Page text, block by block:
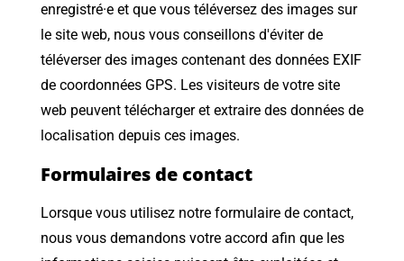
enregistré·e et que vous téléversez des images sur
le site web, nous vous conseillons d'éviter de
téléverser des images contenant des données EXIF
de coordonnées GPS. Les visiteurs de votre site
web peuvent télécharger et extraire des données de
localisation depuis ces images.
Formulaires de contact
Lorsque vous utilisez notre formulaire de contact,
nous vous demandons votre accord afin que les